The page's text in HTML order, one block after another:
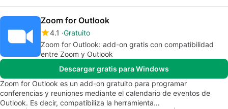
Zoom for Outlook
4.1 Gratuito
Zoom for Outlook: add-on gratis con compatibilidad
entre Zoom y Outlook
Descargar gratis para Windows
Zoom for Outlook es un add-on gratuito para programar
conferencias y reuniones mediante el calendario de eventos de
Outlook. Es decir, compatibiliza la herramienta…